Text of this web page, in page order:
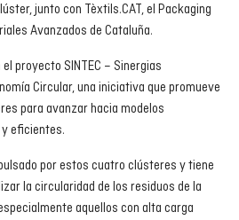
junto con Tèxtils.CAT, el Packaging
Avanzados de Cataluña.
proyecto SINTEC – Sinergias
Circular, una iniciativa que promueve
para avanzar hacia modelos
eficientes.
por estos cuatro clústeres y tiene
la circularidad de los residuos de la
aquellos con alta carga